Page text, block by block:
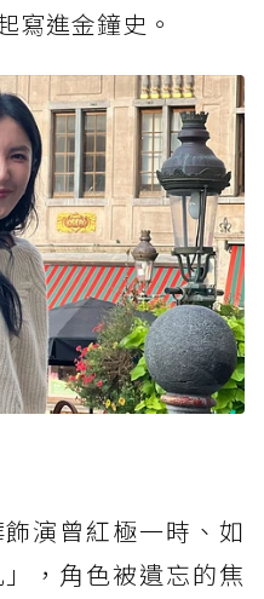
寫進金鐘史。
演曾紅極一時、如
，角色被遺忘的焦